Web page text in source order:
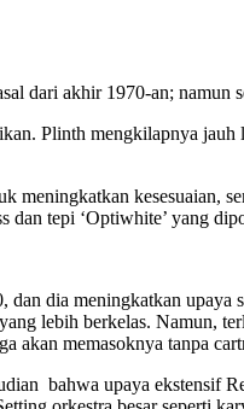
dari akhir 1970-an;
Plinth mengkilapnya
meningkatkan kesesuaian,
tepi ‘Optiwhite’ yang
dia meningkatkan
lebih berkelas. Namun,
akan memasoknya tanpa
bahwa upaya ekstensif